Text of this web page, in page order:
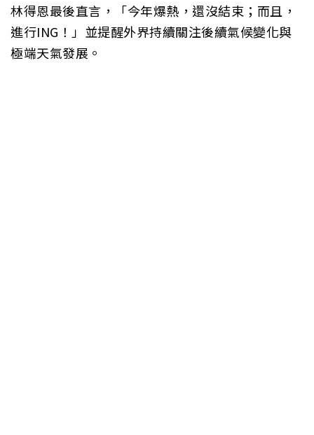
林得恩最後直言，「今年爆熱，還沒結束；而且，
進行ING！」並提醒外界持續關注後續氣候變化與
極端天氣發展。